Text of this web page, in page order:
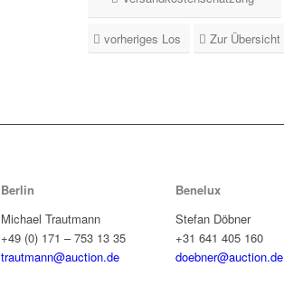
vorheriges Los Zur Übersicht
Berlin
Michael Trautmann
+49 (0) 171 – 753 13 35
trautmann@auction.de
Benelux
Stefan Döbner
+31 641 405 160
doebner@auction.de